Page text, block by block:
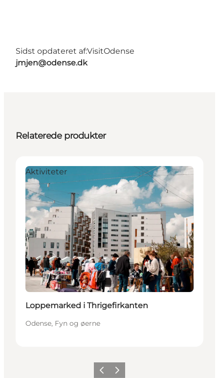
Sidst opdateret af:VisitOdense
jmjen@odense.dk
Relaterede produkter
Aktiviteter
Loppemarked i Thrigefirkanten
Odense, Fyn og øerne
ForrigeNæste